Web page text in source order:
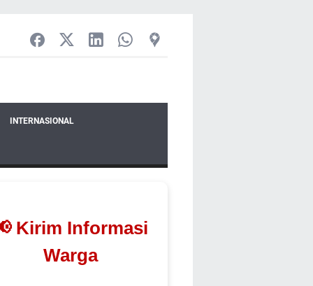
INTERNASIONAL
Kirim Informasi
Warga